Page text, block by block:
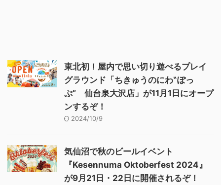
東北初！屋内で思い切り遊べるプレイ
グラウンド「ちきゅうのにわ‟ぽっ
ぷ” 仙台泉大沢店」が11月1日にオープ
ンするぞ！
2024/10/9
気仙沼で秋のビールイベント
『Kesennuma Oktoberfest 2024』
が9月21日・22日に開催されるぞ！